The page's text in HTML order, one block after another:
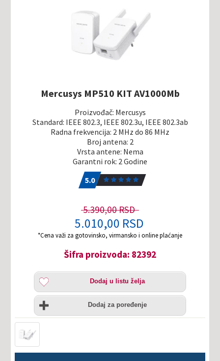
Mercusys MP510 KIT AV1000Mb
Proizvođač: Mercusys
Standard: IEEE 802.3, IEEE 802.3u, IEEE 802.3ab
Radna frekvencija: 2 MHz do 86 MHz
Broj antena: 2
Vrsta antene: Nema
Garantni rok: 2 Godine
5.0
5.390,00 RSD
5.010,00 RSD
*Cena važi za gotovinsko, virmansko i online plaćanje
Šifra proizvoda: 82392
Dodaj
listu
želja
Dodaj u listu želja
Uporedi
Dodaj za poređenje